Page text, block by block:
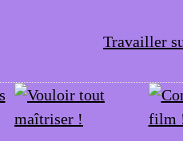
Travailler